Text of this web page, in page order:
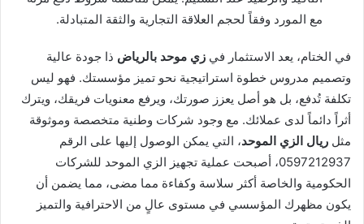
مع المورد وفقاً لحجم العلاقة التجارية والثقة المتبادلة.
في الختام، يعد الاستثمار في زي موحد بالرياض ذا جودة عالية
وتصميم مدروس خطوة استراتيجية نحو تميز مؤسستك. فهو ليس
تكلفة تُدفع، بل هو أصل يعزز صورتك، ويرفع معنويات فريقك، ويترك
أثراً دائماً لدى عملائك. مع وجود شركات وطنية متخصصة وموثوقة
مثل ريال الزي الموحد، التي يمكن الوصول إليها على الرقم
0597212937، أصبحت عملية تجهيز الزي الموحد للشركات
الحكومية والخاصة أكثر سلاسة وكفاءة مما مضى، مما يضمن أن
يكون مظهرك المؤسسي في مستوى عالٍ من الاحترافية والتميز